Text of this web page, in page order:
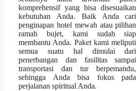
komprehensif yang bisa disesuaikan
kebutuhan Anda. Baik Anda cari
penginapan hotel mewah atau pilihan
ramah bujet, kami sudah siap
membantu Anda. Paket kami meliputi
semua suatu hal dimulai dari
penerbangan dan fasilitas sampai
transportasi dan tur berpemandu,
sehingga Anda bisa fokus pada
perjalanan spiritual Anda.